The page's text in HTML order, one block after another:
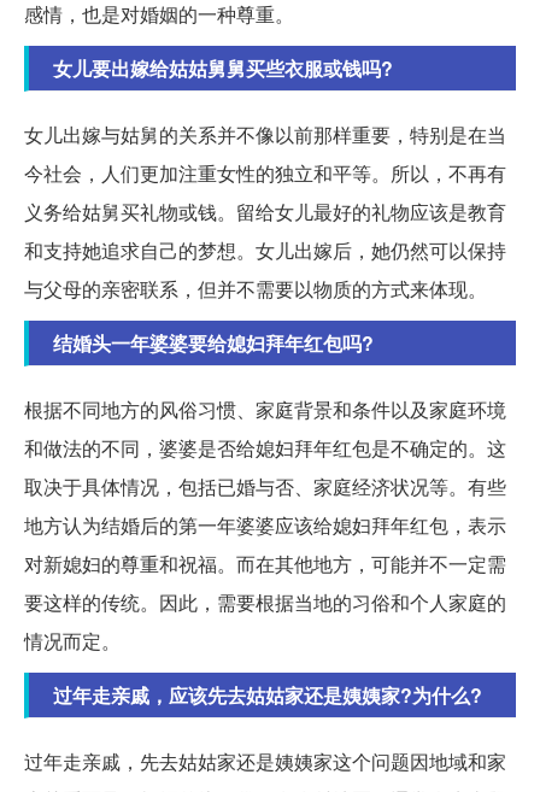
感情，也是对婚姻的一种尊重。
女儿要出嫁给姑姑舅舅买些衣服或钱吗?
女儿出嫁与姑舅的关系并不像以前那样重要，特别是在当
今社会，人们更加注重女性的独立和平等。所以，不再有
义务给姑舅买礼物或钱。留给女儿最好的礼物应该是教育
和支持她追求自己的梦想。女儿出嫁后，她仍然可以保持
与父母的亲密联系，但并不需要以物质的方式来体现。
结婚头一年婆婆要给媳妇拜年红包吗?
根据不同地方的风俗习惯、家庭背景和条件以及家庭环境
和做法的不同，婆婆是否给媳妇拜年红包是不确定的。这
取决于具体情况，包括已婚与否、家庭经济状况等。有些
地方认为结婚后的第一年婆婆应该给媳妇拜年红包，表示
对新媳妇的尊重和祝福。而在其他地方，可能并不一定需
要这样的传统。因此，需要根据当地的习俗和个人家庭的
情况而定。
过年走亲戚，应该先去姑姑家还是姨姨家?为什么?
过年走亲戚，先去姑姑家还是姨姨家这个问题因地域和家